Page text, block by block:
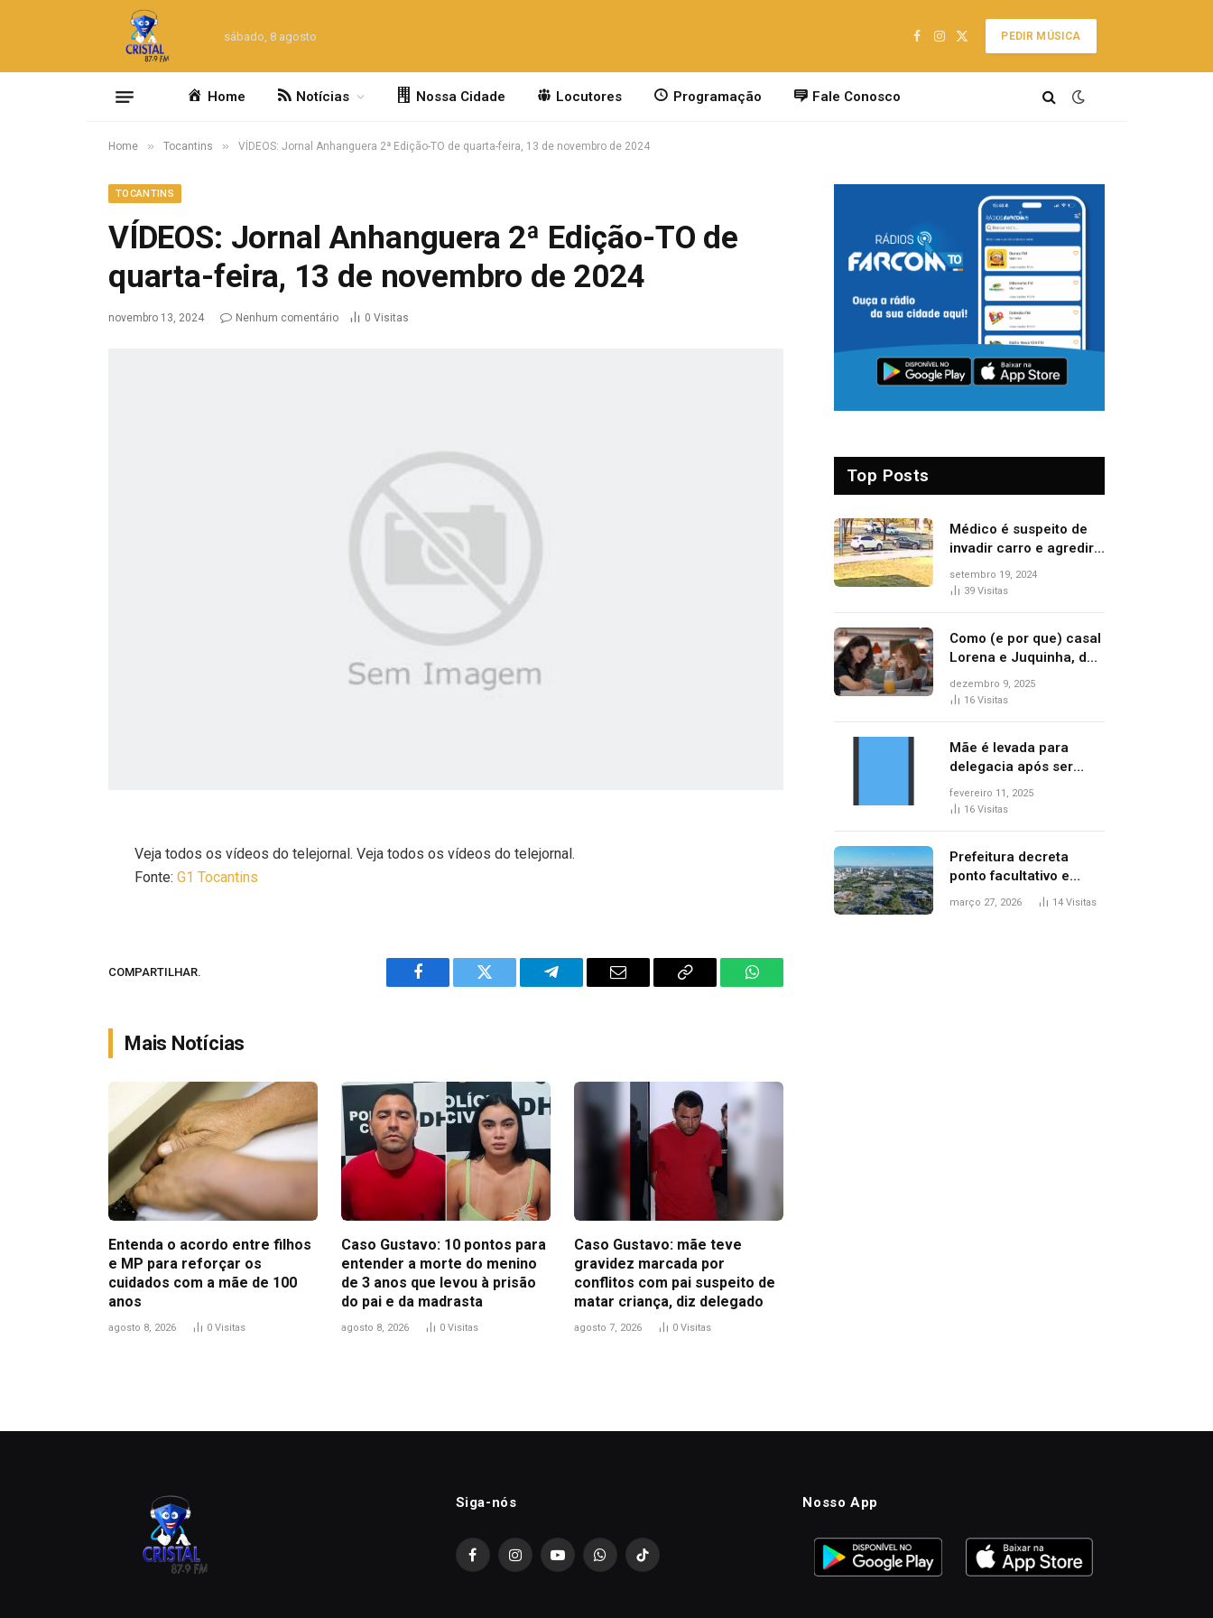
sábado, 8 agosto
Facebook
Instagram
X
PEDIR MÚSICA
Home Notícias Nossa Cidade Locutores Programação Fale Conosco
Home » Tocantins » VÍDEOS: Jornal Anhanguera 2ª Edição-TO de quarta-feira, 13 de novembro de 2024
TOCANTINS
VÍDEOS: Jornal Anhanguera 2ª Edição-TO de
quarta-feira, 13 de novembro de 2024
novembro 13, 2024 Nenhum comentário 0 Visitas
Veja todos os vídeos do telejornal. Veja todos os vídeos do telejornal.
Fonte:G1 Tocantins
COMPARTILHAR.
Facebook Twitter Telegram Email
Copy
WhatsApp
Mais Notícias
Entenda o acordo entre filhos
e MP para reforçar os
cuidados com a mãe de 100
anos
agosto 8, 2026 0 Visitas
Caso Gustavo: 10 pontos para
entender a morte do menino
de 3 anos que levou à prisão
do pai e da madrasta
agosto 8, 2026 0 Visitas
Caso Gustavo: mãe teve
gravidez marcada por
conflitos com pai suspeito de
matar criança, diz delegado
agosto 7, 2026 0 Visitas
Top Posts
Médico é suspeito de
invadir carro e agredir
delegado aposentado
durante confusão no
setembro 19, 2024
39 Visitas
Como (e por que) casal
Lorena e Juquinha, de
‘Três Graças’, ganhou
repercussão
dezembro 9, 2025
16 Visitas
Mãe é levada para
delegacia após ser
denunciada por maus-
tratos contra dois
fevereiro 11, 2025
16 Visitas
Prefeitura decreta
ponto facultativo e
servidores públicos
março 27, 2026 14 Visitas
Siga-nós
FacebookInstagramYouTubeWhatsAppTikTok
Nosso App